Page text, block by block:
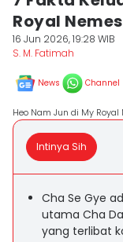
Royal
16 Jun 2026, 19:28 WIB
S. M. Fatimah
News Channel
Heo Nam Jun di My
Intinya Sih
Cha Se Gye
utama Cha
yang terlibat